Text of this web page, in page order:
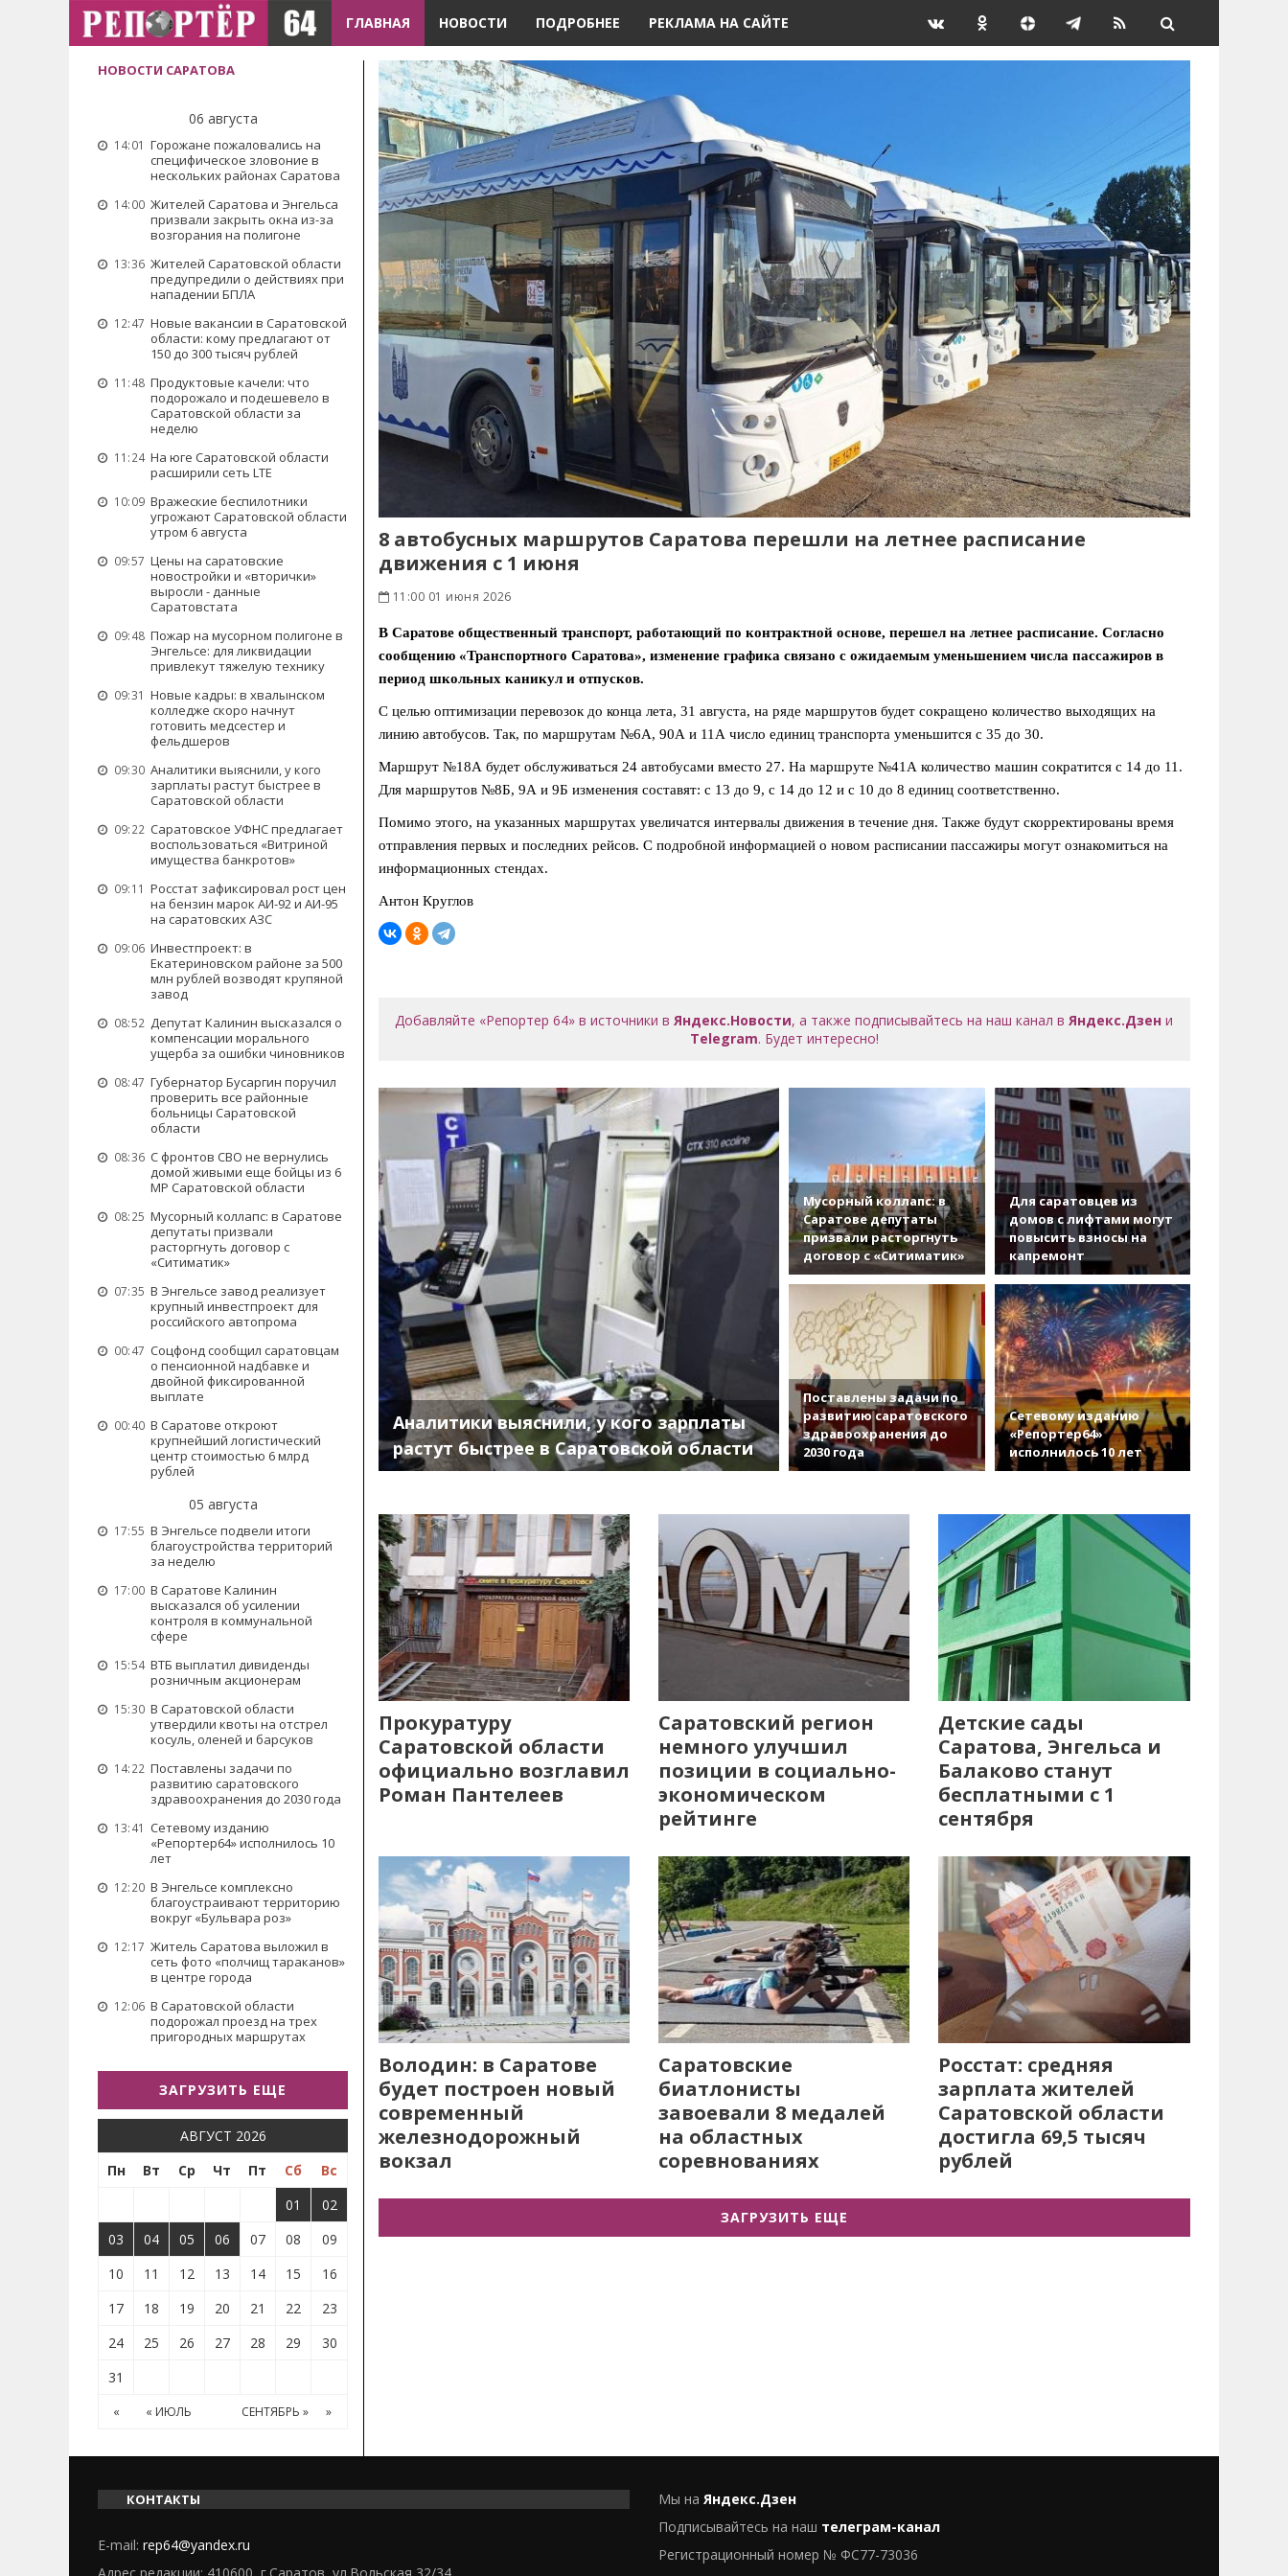
ГЛАВНАЯ НОВОСТИ ПОДРОБНЕЕ РЕКЛАМА НА САЙТЕ
НОВОСТИ САРАТОВА
06 августа
14:01 Горожане пожаловались на
специфическое зловоние в
нескольких районах Саратова
14:00 Жителей Саратова и Энгельса
призвали закрыть окна из-за
возгорания на полигоне
13:36 Жителей Саратовской области
предупредили о действиях при
нападении БПЛА
12:47 Новые вакансии в Саратовской
области: кому предлагают от
150 до 300 тысяч рублей
11:48 Продуктовые качели: что
подорожало и подешевело в
Саратовской области за
неделю
11:24 На юге Саратовской области
расширили сеть LTE
10:09 Вражеские беспилотники
угрожают Саратовской области
утром 6 августа
09:57 Цены на саратовские
новостройки и «вторички»
выросли - данные
Саратовстата
09:48 Пожар на мусорном полигоне в
Энгельсе: для ликвидации
привлекут тяжелую технику
09:31 Новые кадры: в хвалынском
колледже скоро начнут
готовить медсестер и
фельдшеров
09:30 Аналитики выяснили, у кого
зарплаты растут быстрее в
Саратовской области
09:22 Саратовское УФНС предлагает
воспользоваться «Витриной
имущества банкротов»
09:11 Росстат зафиксировал рост цен
на бензин марок АИ-92 и АИ-95
на саратовских АЗС
09:06 Инвестпроект: в
Екатериновском районе за 500
млн рублей возводят крупяной
завод
08:52 Депутат Калинин высказался о
компенсации морального
ущерба за ошибки чиновников
08:47 Губернатор Бусаргин поручил
проверить все районные
больницы Саратовской
области
08:36 С фронтов СВО не вернулись
домой живыми еще бойцы из 6
МР Саратовской области
08:25 Мусорный коллапс: в Саратове
депутаты призвали
расторгнуть договор с
«Ситиматик»
07:35 В Энгельсе завод реализует
крупный инвестпроект для
российского автопрома
00:47 Соцфонд сообщил саратовцам
о пенсионной надбавке и
двойной фиксированной
выплате
00:40 В Саратове откроют
крупнейший логистический
центр стоимостью 6 млрд
рублей
05 августа
17:55 В Энгельсе подвели итоги
благоустройства территорий
за неделю
17:00 В Саратове Калинин
высказался об усилении
контроля в коммунальной
сфере
15:54 ВТБ выплатил дивиденды
розничным акционерам
15:30 В Саратовской области
утвердили квоты на отстрел
косуль, оленей и барсуков
14:22 Поставлены задачи по
развитию саратовского
здравоохранения до 2030 года
13:41 Сетевому изданию
«Репортер64» исполнилось 10
лет
12:20 В Энгельсе комплексно
благоустраивают территорию
вокруг «Бульвара роз»
12:17 Житель Саратова выложил в
сеть фото «полчищ тараканов»
в центре города
12:06 В Саратовской области
подорожал проезд на трех
пригородных маршрутах
ЗАГРУЗИТЬ ЕЩЕ
АВГУСТ 2026
Пн
Вт Ср Чт Пт Сб
Вс
01
02
03
04 05 06 07 08
09
10
11 12 13 14 15
16
17
18 19 20 21 22
23
24
25 26 27 28 29
30
31
« « ИЮЛЬ СЕНТЯБРЬ » »
8 автобусных маршрутов Саратова перешли на летнее расписание
движения с 1 июня
11:00 01 июня 2026
В Саратове общественный транспорт, работающий по контрактной основе, перешел на летнее расписание. Согласно
сообщению «Транспортного Саратова», изменение графика связано с ожидаемым уменьшением числа пассажиров в
период школьных каникул и отпусков.
С целью оптимизации перевозок до конца лета, 31 августа, на ряде маршрутов будет сокращено количество выходящих на
линию автобусов. Так, по маршрутам №6А, 90А и 11А число единиц транспорта уменьшится с 35 до 30.
Маршрут №18А будет обслуживаться 24 автобусами вместо 27. На маршруте №41А количество машин сократится с 14 до 11.
Для маршрутов №8Б, 9А и 9Б изменения составят: с 13 до 9, с 14 до 12 и с 10 до 8 единиц соответственно.
Помимо этого, на указанных маршрутах увеличатся интервалы движения в течение дня. Также будут скорректированы время
отправления первых и последних рейсов. С подробной информацией о новом расписании пассажиры могут ознакомиться на
информационных стендах.
Антон Круглов
Добавляйте «Репортер 64» в источники вЯндекс.Новости, а также подписывайтесь на наш канал вЯндекс.Дзен и
Telegram. Будет интересно!
Аналитики выяснили, у кого зарплаты
растут быстрее в Саратовской области
Мусорный коллапс: в
Саратове депутаты
призвали расторгнуть
договор с «Ситиматик»
Для саратовцев из
домов с лифтами могут
повысить взносы на
капремонт
Поставлены задачи по
развитию саратовского
здравоохранения до
2030 года
Сетевому изданию
«Репортер64»
исполнилось 10 лет
Прокуратуру
Саратовской области
официально возглавил
Роман Пантелеев
Саратовский регион
немного улучшил
позиции в социально-
экономическом
рейтинге
Детские сады
Саратова, Энгельса и
Балаково станут
бесплатными с 1
сентября
Володин: в Саратове
будет построен новый
современный
железнодорожный
вокзал
Саратовские
биатлонисты
завоевали 8 медалей
на областных
соревнованиях
Росстат: средняя
зарплата жителей
Саратовской области
достигла 69,5 тысяч
рублей
ЗАГРУЗИТЬ ЕЩЕ
КОНТАКТЫ
E-mail: rep64@yandex.ru
Мы на Яндекс.Дзен
Подписывайтесь на наш телеграм-канал
Регистрационный номер № ФС77-73036